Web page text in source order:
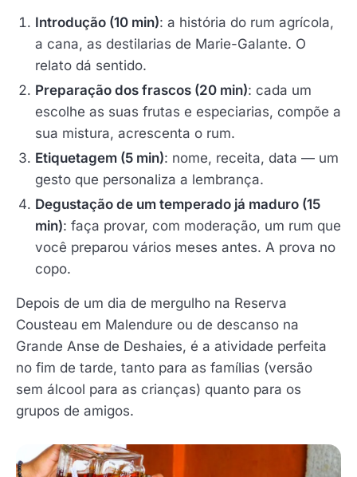
Introdução (10 min): a história do rum agrícola,
a cana, as destilarias de Marie-Galante. O
relato dá sentido.
Preparação dos frascos (20 min): cada um
escolhe as suas frutas e especiarias, compõe a
sua mistura, acrescenta o rum.
Etiquetagem (5 min): nome, receita, data — um
gesto que personaliza a lembrança.
Degustação de um temperado já maduro (15
min): faça provar, com moderação, um rum que
você preparou vários meses antes. A prova no
copo.
Depois de um dia de mergulho na Reserva
Cousteau em Malendure ou de descanso na
Grande Anse de Deshaies, é a atividade perfeita
no fim de tarde, tanto para as famílias (versão
sem álcool para as crianças) quanto para os
grupos de amigos.